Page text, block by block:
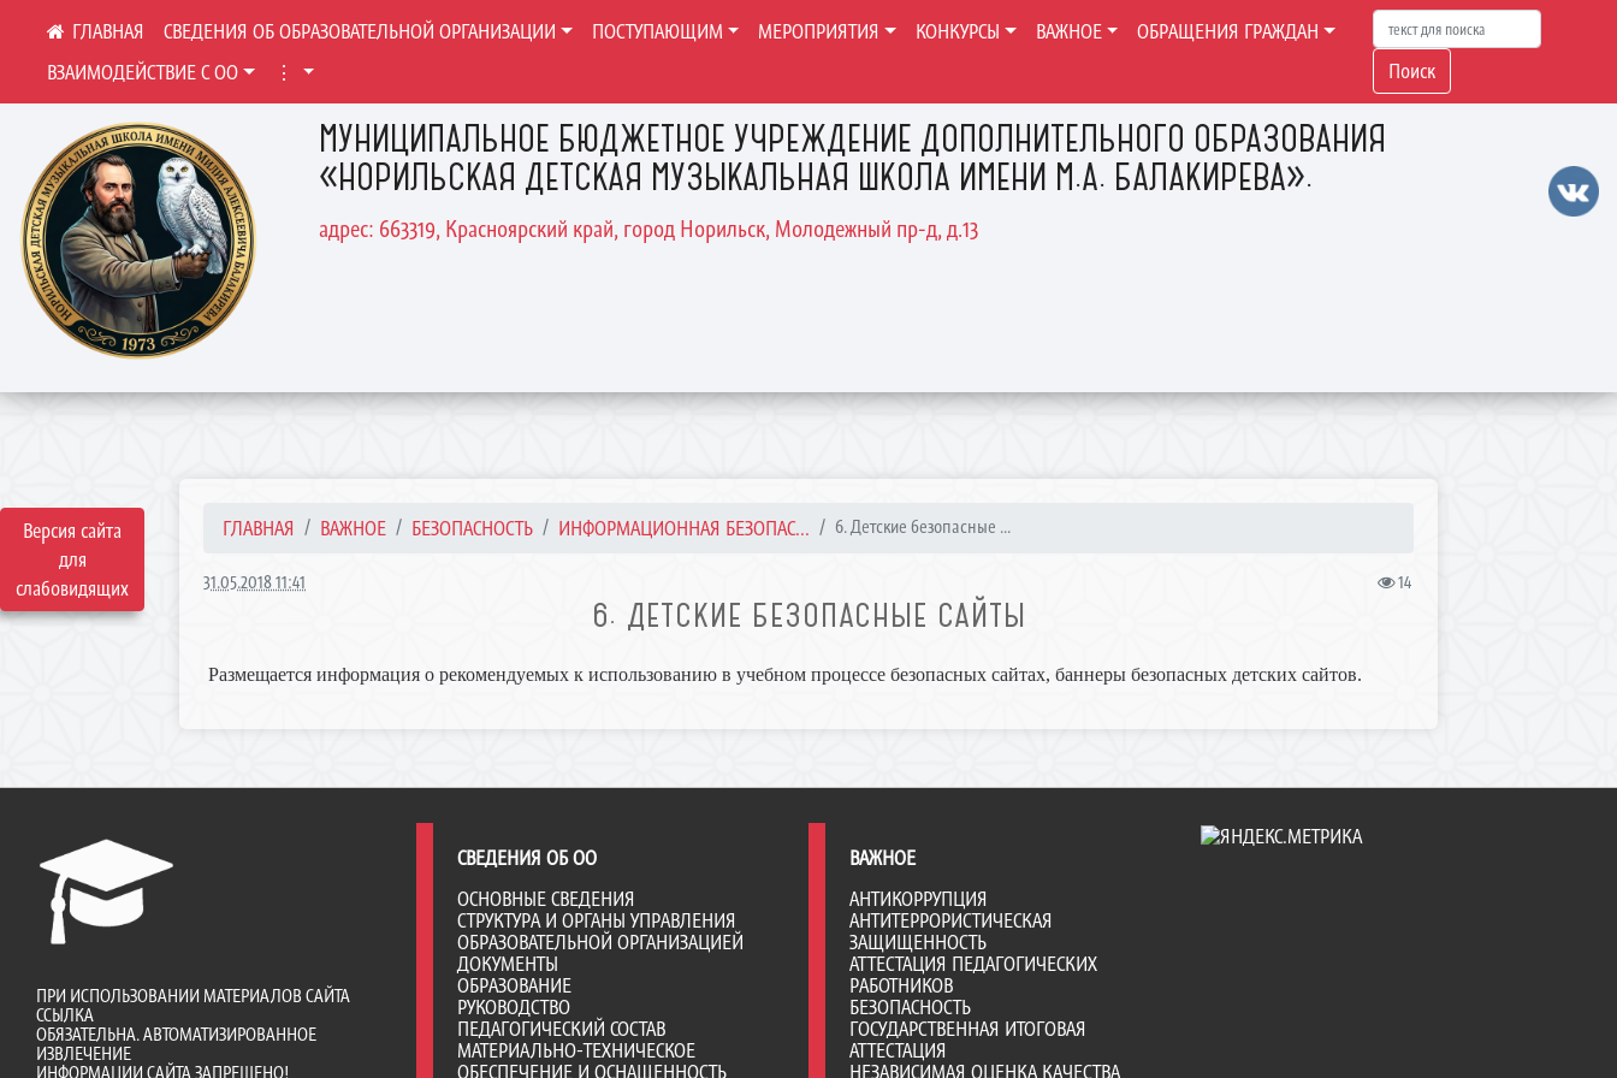
Версия сайта
для
слабовидящих
МУНИЦИПАЛЬНОЕ БЮДЖЕТНОЕ УЧРЕЖДЕНИЕ ДОПОЛНИТЕЛЬНОГО ОБРАЗОВАНИЯ
«НОРИЛЬСКАЯ ДЕТСКАЯ МУЗЫКАЛЬНАЯ ШКОЛА ИМЕНИ М.А. БАЛАКИРЕВА».
адрес: 663319, Красноярский край, город Норильск, Молодежный пр-д, д.13
СВЕДЕНИЯ ОБ ОБРАЗОВАТЕЛЬНОЙ ОРГАНИЗАЦИИ ПОСТУПАЮЩИМ МЕРОПРИЯТИЯ КОНКУРСЫ ВАЖНОЕ
ОБРАЩЕНИЯ ГРАЖДАН
ВЗАИМОДЕЙСТВИЕ С ОО
⋮ Поиск
ГЛАВНАЯ ВАЖНОЕ БЕЗОПАСНОСТЬ ИНФОРМАЦИОННАЯ БЕЗОПАС... 6. Детские безопасные ...
31.05.2018 11:41 14
6. ДЕТСКИЕ БЕЗОПАСНЫЕ САЙТЫ
Размещается информация о рекомендуемых к использованию в учебном процессе безопасных сайтах, баннеры безопасных детских сайтов.
ПРИ ИСПОЛЬЗОВАНИИ МАТЕРИАЛОВ САЙТА
ССЫЛКА
ОБЯЗАТЕЛЬНА. АВТОМАТИЗИРОВАННОЕ
ИЗВЛЕЧЕНИЕ
ИНФОРМАЦИИ САЙТА ЗАПРЕЩЕНО!
СВЕДЕНИЯ ОБ ОО
ОСНОВНЫЕ СВЕДЕНИЯ
СТРУКТУРА И ОРГАНЫ УПРАВЛЕНИЯ
ОБРАЗОВАТЕЛЬНОЙ ОРГАНИЗАЦИЕЙ
ДОКУМЕНТЫ
ОБРАЗОВАНИЕ
РУКОВОДСТВО
ПЕДАГОГИЧЕСКИЙ СОСТАВ
МАТЕРИАЛЬНО-ТЕХНИЧЕСКОЕ
ОБЕСПЕЧЕНИЕ И ОСНАЩЕННОСТЬ
ВАЖНОЕ
АНТИКОРРУПЦИЯ
АНТИТЕРРОРИСТИЧЕСКАЯ
ЗАЩИЩЕННОСТЬ
АТТЕСТАЦИЯ ПЕДАГОГИЧЕСКИХ
РАБОТНИКОВ
БЕЗОПАСНОСТЬ
ГОСУДАРСТВЕННАЯ ИТОГОВАЯ
АТТЕСТАЦИЯ
НЕЗАВИСИМАЯ ОЦЕНКА КАЧЕСТВА